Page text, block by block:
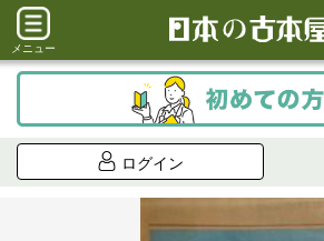
メニュー
ログイン